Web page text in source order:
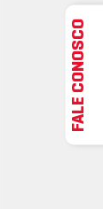
FALE CONOSCO